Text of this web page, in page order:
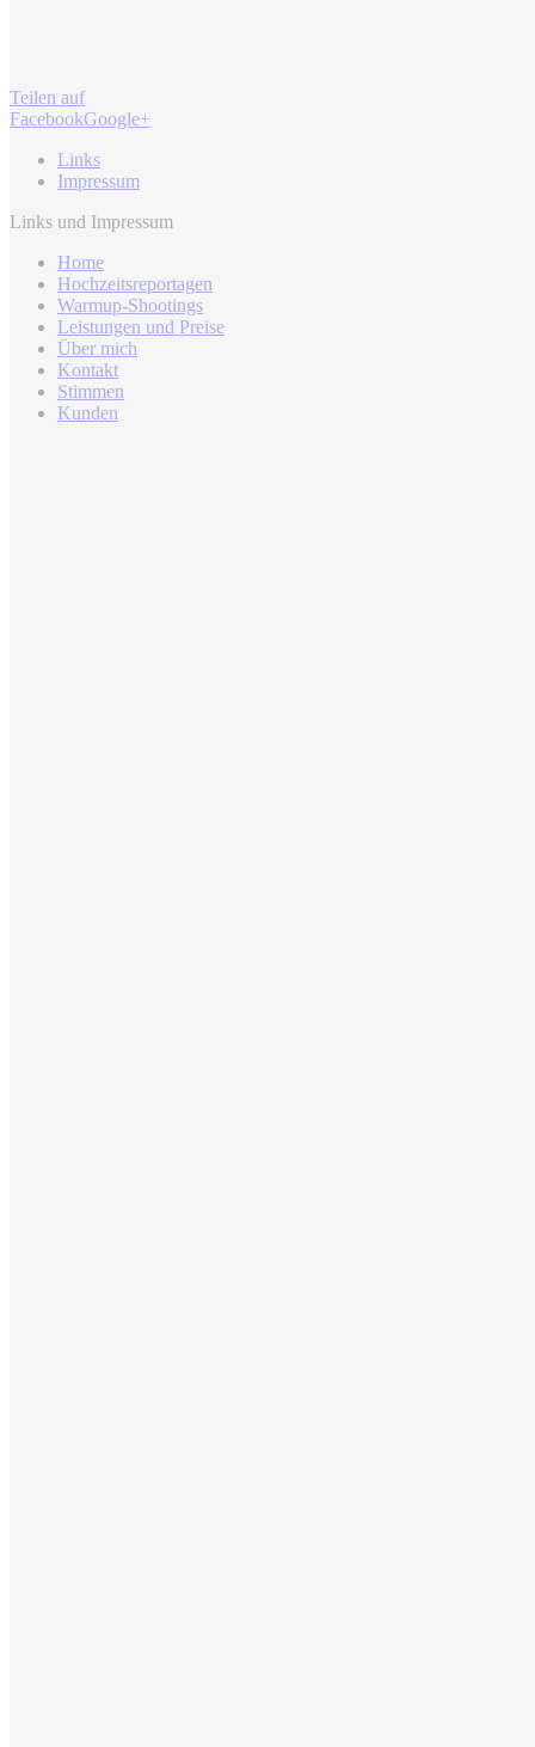
Teilen auf
FacebookGoogle+
Links
Impressum
Links und Impressum
Home
Hochzeitsreportagen
Warmup-Shootings
Leistungen und Preise
Über mich
Kontakt
Stimmen
Kunden